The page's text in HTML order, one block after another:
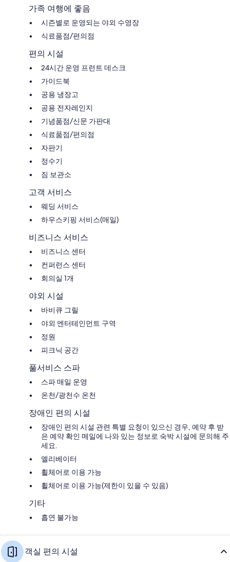
가족 여행에 좋음
시즌별로 운영되는 야외 수영장
식료품점/편의점
편의 시설
24시간 운영 프런트 데스크
가이드북
공용 냉장고
공용 전자레인지
기념품점/신문 가판대
식료품점/편의점
자판기
정수기
짐 보관소
고객 서비스
웨딩 서비스
하우스키핑 서비스(매일)
비즈니스 서비스
비즈니스 센터
컨퍼런스 센터
회의실 1개
야외 시설
바비큐 그릴
야외 엔터테인먼트 구역
정원
피크닉 공간
풀서비스 스파
스파 매일 운영
온천/광천수 온천
장애인 편의 시설
장애인 편의 시설 관련 특별 요청이 있으신 경우, 예약 후 받
은 예약 확인 메일에 나와 있는 정보로 숙박 시설에 문의해 주
세요.
엘리베이터
휠체어로 이용 가능
휠체어로 이용 가능(제한이 있을 수 있음)
기타
흡연 불가능
객실 편의 시설